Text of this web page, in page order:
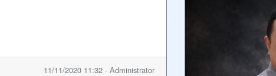
11/11/2020 11:32 - Administrator